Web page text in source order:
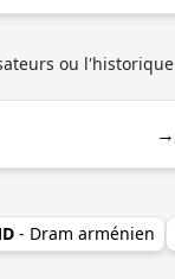
ou l'historique
→
- Dram arménien